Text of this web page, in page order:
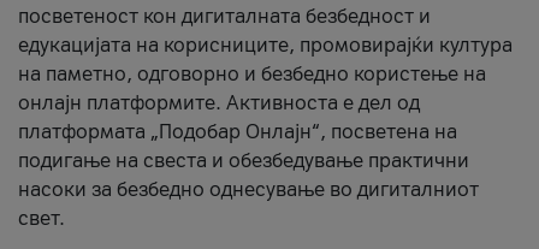
посветеност кон дигиталната безбедност и
едукацијата на корисниците, промовирајќи култура
на паметно, одговорно и безбедно користење на
онлајн платформите. Активноста е дел од
платформата „Подобар Онлајн“, посветена на
подигање на свеста и обезбедување практични
насоки за безбедно однесување во дигиталниот
свет.